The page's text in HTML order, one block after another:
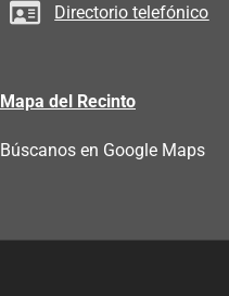
Directorio telefónico
Mapa del Recinto
Búscanos en Google Maps